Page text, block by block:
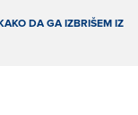
DA GA IZBRIŠEM IZ